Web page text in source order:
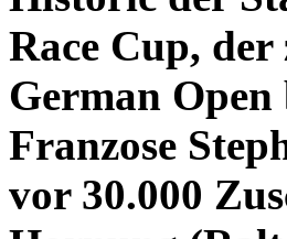
Race Cup,
German
Franzose
vor 30.000